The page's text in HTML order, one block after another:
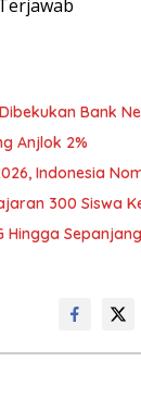
Bank
Anjlok 2%
Indonesia
300 Siswa
Hingga